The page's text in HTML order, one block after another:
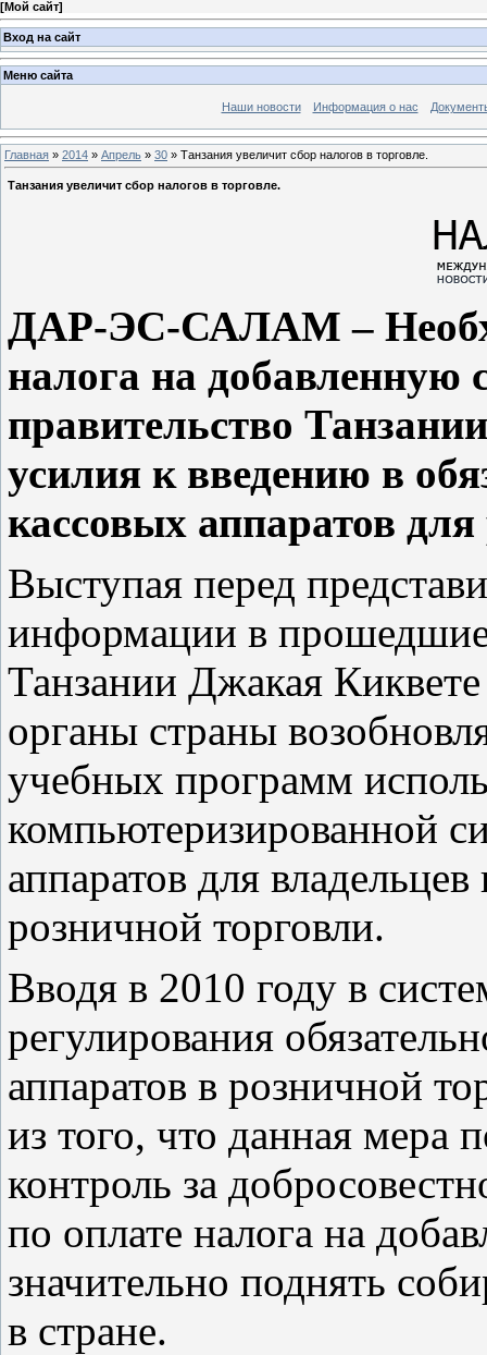
[Мой сайт]
Вход на сайт
Меню сайта
Наши новости Информация о нас
Главная » 2014 » Апрель » 30 » Танзания увеличит сбор налогов в торговле.
Танзания увеличит сбор налогов в торговле.
ДАР-ЭС-САЛАМ –
налога на добавленную
правительство
усилия к введению в
кассовых аппаратов
Выступая перед
информации в
Танзании Джакая
органы страны
учебных программ
компьютеризированной
аппаратов для
розничной торговли.
Вводя в 2010 году в
регулирования
аппаратов в розничной
из того, что данная мера
контроль за
по оплате налога на
значительно поднять
в стране.